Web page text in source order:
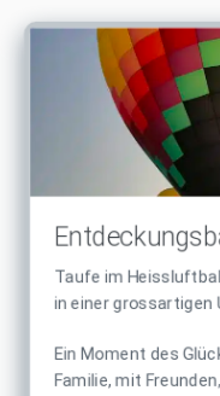
Taufe im
in einer grossartigen
Ein Moment des
Familie, mit